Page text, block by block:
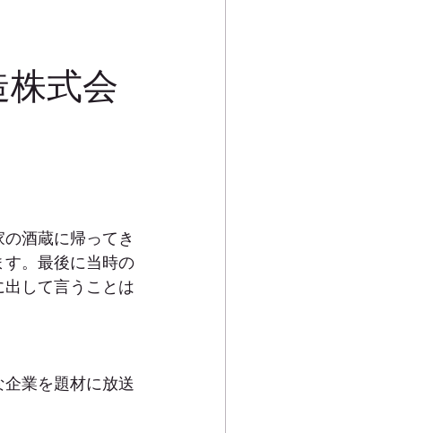
式会
酒蔵に帰ってき
。最後に当時の
して言うことは
業を題材に放送